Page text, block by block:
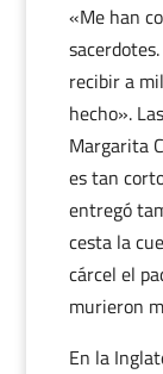
«Me han
recibir a
hecho».
Margarita
es tan
entregó
cesta la
cárcel el
murieron
En la